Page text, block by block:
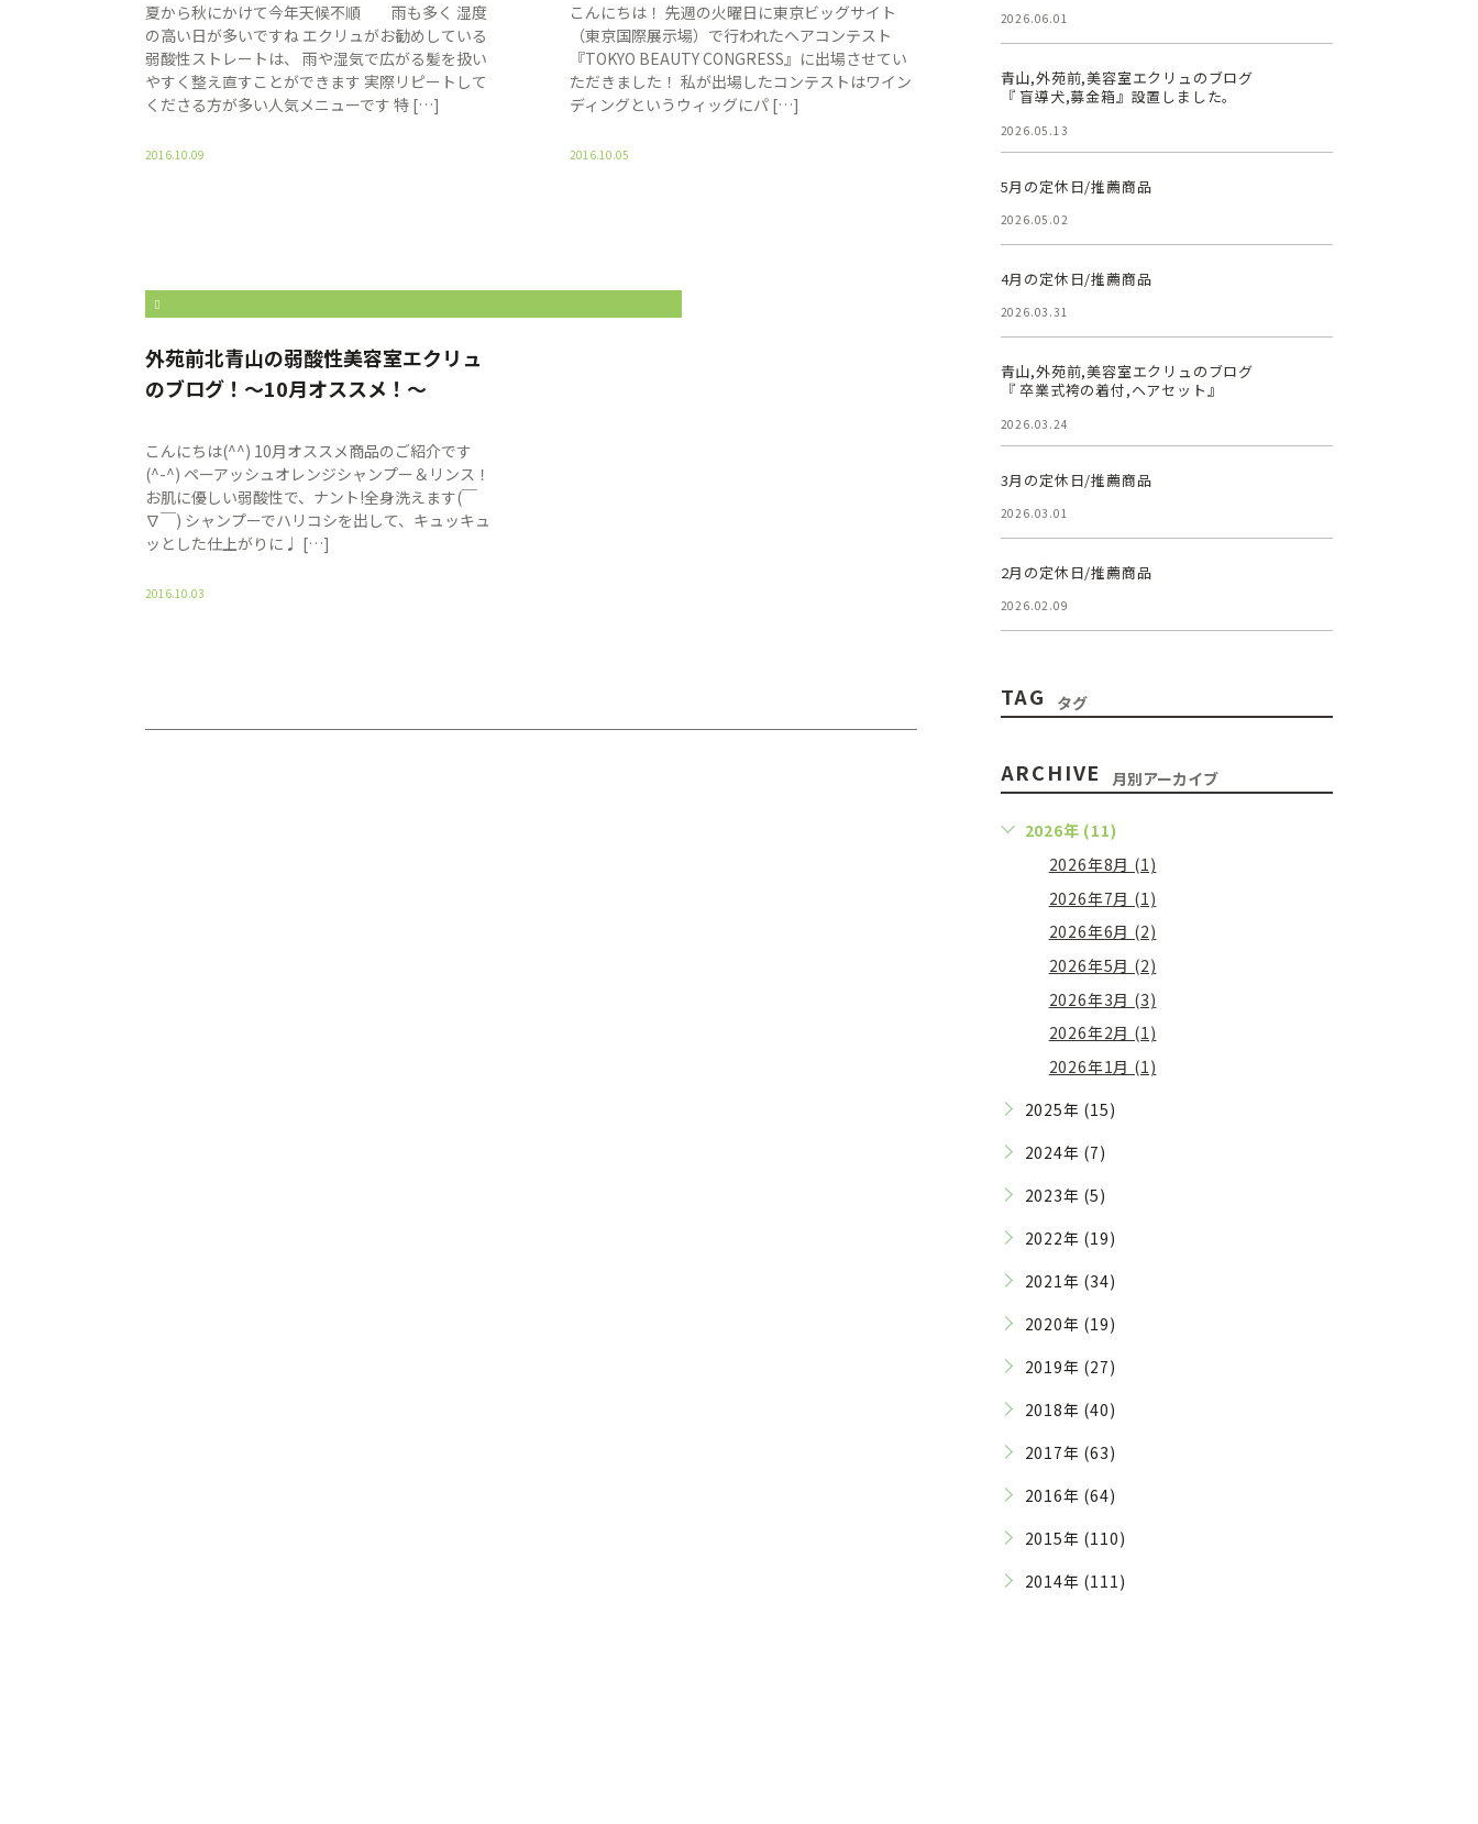
夏から秋にかけて今年天候不順 雨も多く 湿度
の高い日が多いですね エクリュがお勧めしている
弱酸性ストレートは、 雨や湿気で広がる髪を扱い
やすく整え直すことができます 実際リピートして
くださる方が多い人気メニューです 特 […]
2016.10.09
こんにちは！ 先週の火曜日に東京ビッグサイト
（東京国際展示場）で行われたヘアコンテスト
『TOKYO BEAUTY CONGRESS』に出場させてい
ただきました！ 私が出場したコンテストはワイン
ディングというウィッグにパ […]
2016.10.05
外苑前北青山の弱酸性美容室エクリュ
のブログ！〜10月オススメ！〜
こんにちは(^^) 10月オススメ商品のご紹介です
(^-^) ペーアッシュオレンジシャンプー＆リンス！
お肌に優しい弱酸性で、ナント!全身洗えます(￣
∇￣) シャンプーでハリコシを出して、キュッキュ
ッとした仕上がりに♩ […]
2016.10.03
2026.06.01
青山,外苑前,美容室エクリュのブログ
『 盲導犬,募金箱』設置しました。
2026.05.13
5月の定休日/推薦商品
2026.05.02
4月の定休日/推薦商品
2026.03.31
青山,外苑前,美容室エクリュのブログ
『 卒業式袴の着付,ヘアセット』
2026.03.24
3月の定休日/推薦商品
2026.03.01
2月の定休日/推薦商品
2026.02.09
TAG タグ
ARCHIVE 月別アーカイブ
2026年 (11)
2026年8月 (1)
2026年7月 (1)
2026年6月 (2)
2026年5月 (2)
2026年3月 (3)
2026年2月 (1)
2026年1月 (1)
2025年 (15)
2024年 (7)
2023年 (5)
2022年 (19)
2021年 (34)
2020年 (19)
2019年 (27)
2018年 (40)
2017年 (63)
2016年 (64)
2015年 (110)
2014年 (111)